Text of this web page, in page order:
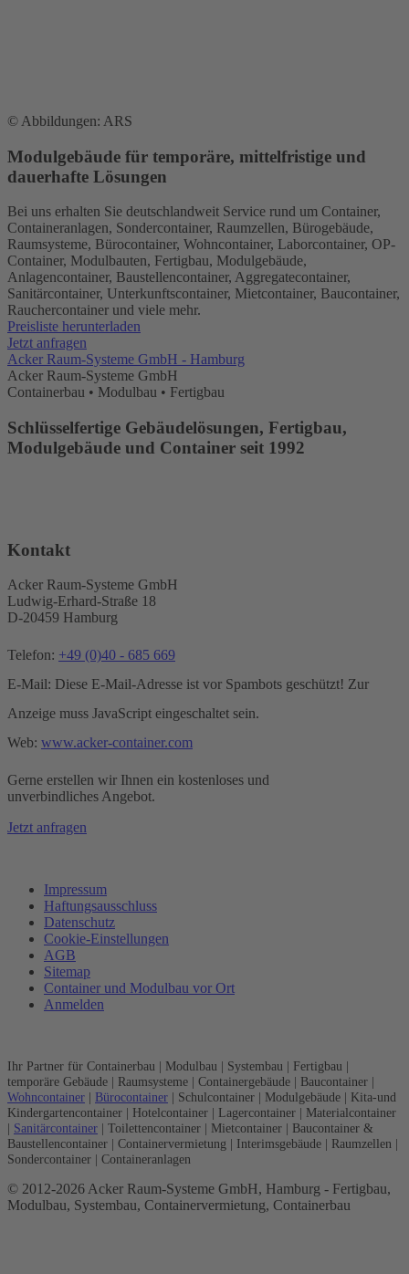
© Abbildungen: ARS
Modulgebäude für temporäre, mittelfristige und
dauerhafte Lösungen
Bei uns erhalten Sie deutschlandweit Service rund um Container,
Containeranlagen, Sondercontainer, Raumzellen, Bürogebäude,
Raumsysteme, Bürocontainer, Wohncontainer, Laborcontainer, OP-
Container, Modulbauten, Fertigbau, Modulgebäude,
Anlagencontainer, Baustellencontainer, Aggregatecontainer,
Sanitärcontainer, Unterkunftscontainer, Mietcontainer, Baucontainer,
Rauchercontainer und viele mehr.
Preisliste herunterladen
Jetzt anfragen
Acker Raum-Systeme GmbH - Hamburg
Acker Raum-Systeme GmbH
Containerbau • Modulbau • Fertigbau
Schlüsselfertige Gebäudelösungen, Fertigbau,
Modulgebäude und Container seit 1992
Kontakt
Acker Raum-Systeme GmbH
Ludwig-Erhard-Straße 18
D-20459 Hamburg
Telefon: +49 (0)40 - 685 669
E-Mail: Diese E-Mail-Adresse ist vor Spambots geschützt! Zur
Anzeige muss JavaScript eingeschaltet sein.
Web: www.acker-container.com
Gerne erstellen wir Ihnen ein kostenloses und
unverbindliches Angebot.
Jetzt anfragen
Impressum
Haftungsausschluss
Datenschutz
Cookie-Einstellungen
AGB
Sitemap
Container und Modulbau vor Ort
Anmelden
Ihr Partner für Containerbau | Modulbau | Systembau | Fertigbau |
temporäre Gebäude | Raumsysteme | Containergebäude | Baucontainer |
Wohncontainer | Bürocontainer | Schulcontainer | Modulgebäude | Kita-und
Kindergartencontainer | Hotelcontainer | Lagercontainer | Materialcontainer
| Sanitärcontainer | Toilettencontainer | Mietcontainer | Baucontainer &
Baustellencontainer | Containervermietung | Interimsgebäude | Raumzellen |
Sondercontainer | Containeranlagen
© 2012-2026 Acker Raum-Systeme GmbH, Hamburg - Fertigbau,
Modulbau, Systembau, Containervermietung, Containerbau